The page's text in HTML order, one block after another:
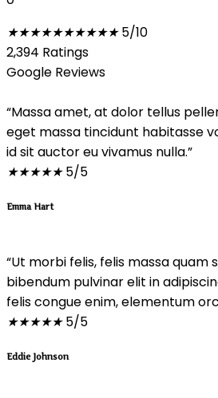
★★★★★★★★★★5/10
2,394 Ratings
Google Reviews
“Massa amet, at dolor tellus
eget massa tincidunt habitasse
id sit auctor eu vivamus nulla.”
★★★★★5/5
Emma Hart
“Ut morbi felis, felis massa quam
bibendum pulvinar elit in
felis congue enim, elementum
★★★★★5/5
Eddie Johnson